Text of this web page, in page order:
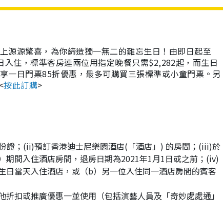
源源驚喜，為你締造獨一無二的難忘生日！由即日起至
住，標準客房連兩位用指定晚餐只需$2,282起，而生日
一日門票85折優惠，最多可購買三張標準或小童門票。另
按此訂購>
證；(ii)預訂香港迪士尼樂園酒店(「酒店」) 的房間；(iii)於
間入住酒店房間，退房日期為2021年1月1日或之前；(iv)
當天入住酒店，或（b）另一位入住同一酒店房間的賓客
扣或推廣優惠一並使用（包括演藝人員及「奇妙處處通」